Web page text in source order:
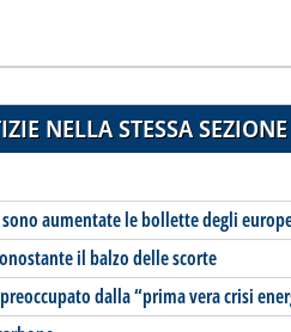
NELLA STESSA SEZIONE
aumentate le bollette degli
il balzo delle scorte
dalla “prima vera crisi